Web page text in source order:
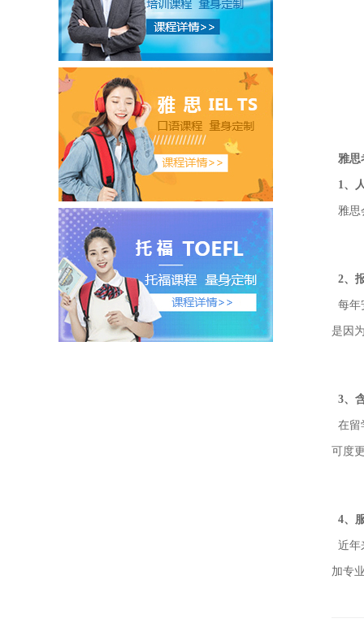
雅思
1、
雅思
2、
每年
是因
3、
在留
可度
4、
近年
加专